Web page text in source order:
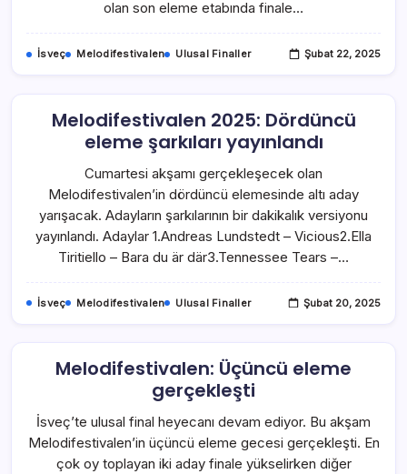
olan son eleme etabında finale…
İsveç Melodifestivalen Ulusal Finaller Şubat 22, 2025
Melodifestivalen 2025: Dördüncü
eleme şarkıları yayınlandı
Cumartesi akşamı gerçekleşecek olan
Melodifestivalen’in dördüncü elemesinde altı aday
yarışacak. Adayların şarkılarının bir dakikalık versiyonu
yayınlandı. Adaylar 1.Andreas Lundstedt – Vicious2.Ella
Tiritiello – Bara du är där3.Tennessee Tears –…
İsveç Melodifestivalen Ulusal Finaller Şubat 20, 2025
Melodifestivalen: Üçüncü eleme
gerçekleşti
İsveç’te ulusal final heyecanı devam ediyor. Bu akşam
Melodifestivalen’in üçüncü eleme gecesi gerçekleşti. En
çok oy toplayan iki aday finale yükselirken diğer